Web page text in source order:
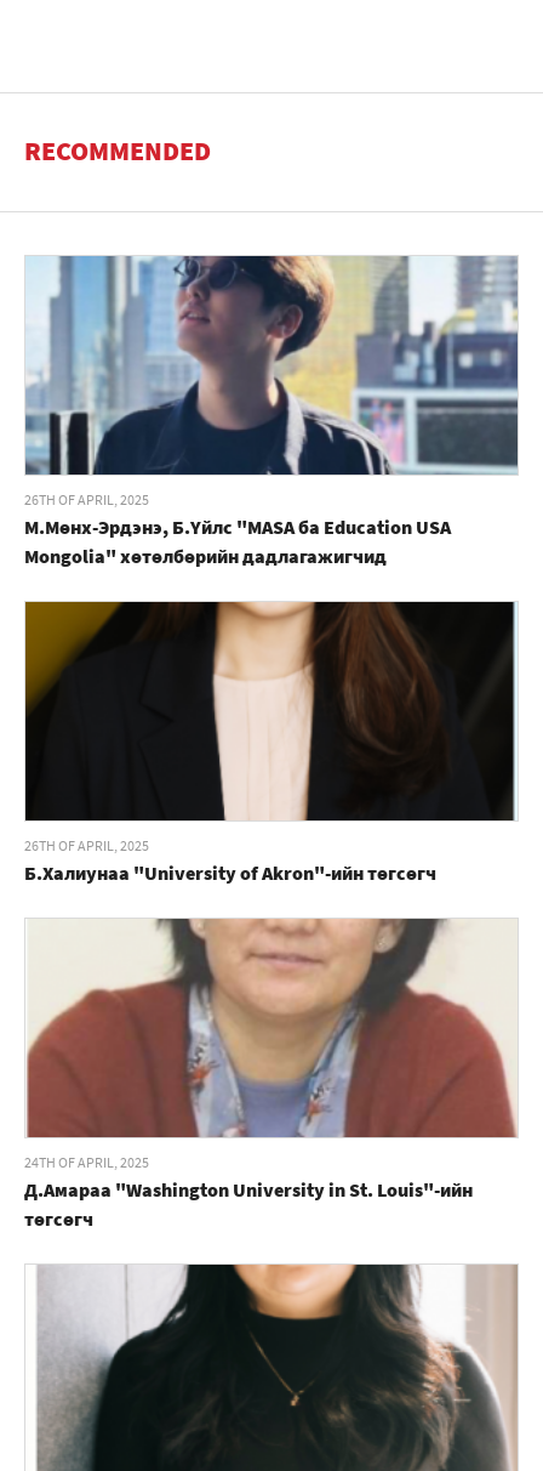
RECOMMENDED
26TH OF APRIL, 2025
М.Мөнх-Эрдэнэ, Б.Үйлс "MASA ба Education USA
Mongolia" хөтөлбөрийн дадлагажигчид
26TH OF APRIL, 2025
Б.Халиунаа "University of Akron"-ийн төгсөгч
24TH OF APRIL, 2025
Д.Амараа "Washington University in St. Louis"-ийн
төгсөгч